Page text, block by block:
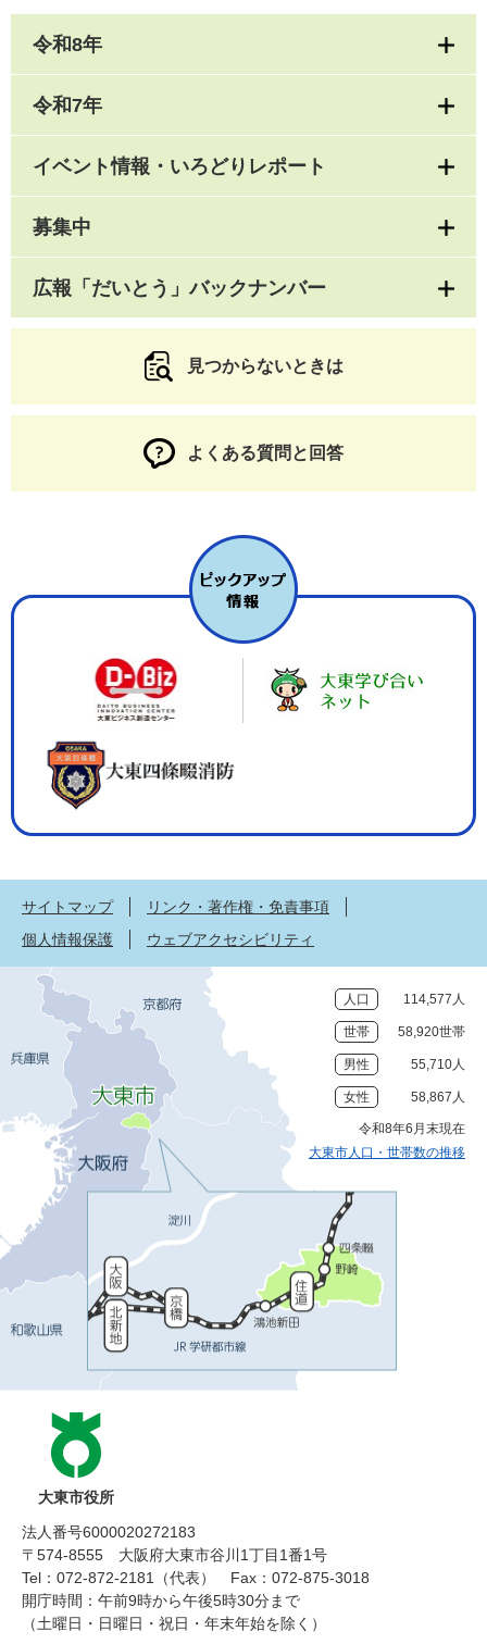
令和8年
令和7年
イベント情報・いろどりレポート
募集中
広報「だいとう」バックナンバー
見つからないときは
よくある質問と回答
サイトマップ
リンク・著作権・免責事項
個人情報保護
ウェブアクセシビリティ
人口 114,577人
世帯 58,920世帯
男性 55,710人
女性 58,867人
令和8年6月末現在
大東市人口・世帯数の推移
大東市役所
法人番号6000020272183
〒574-8555 大阪府大東市谷川1丁目1番1号
Tel：072-872-2181（代表）
Fax：072-875-3018
開庁時間：午前9時から午後5時30分まで
（土曜日・日曜日・祝日・年末年始を除く）